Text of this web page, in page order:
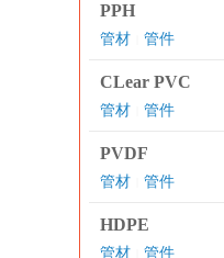
PPH
管材 管件
CLear PVC
管材 管件
PVDF
管材 管件
HDPE
管材 管件